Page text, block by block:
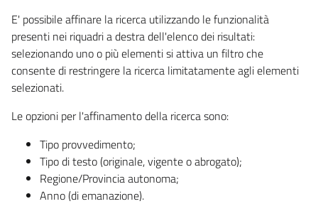
E' possibile affinare la ricerca utilizzando le funzionalità
presenti nei riquadri a destra dell'elenco dei risultati:
selezionando uno o più elementi si attiva un filtro che
consente di restringere la ricerca limitatamente agli elementi
selezionati.
Le opzioni per l'affinamento della ricerca sono:
Tipo provvedimento;
Tipo di testo (originale, vigente o abrogato);
Regione/Provincia autonoma;
Anno (di emanazione).